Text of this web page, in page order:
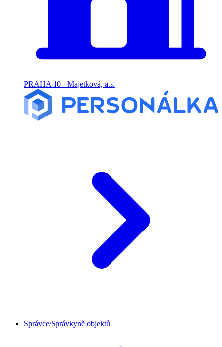
PRAHA 10 - Majetková, a.s.
Správce/Správkyně objektů